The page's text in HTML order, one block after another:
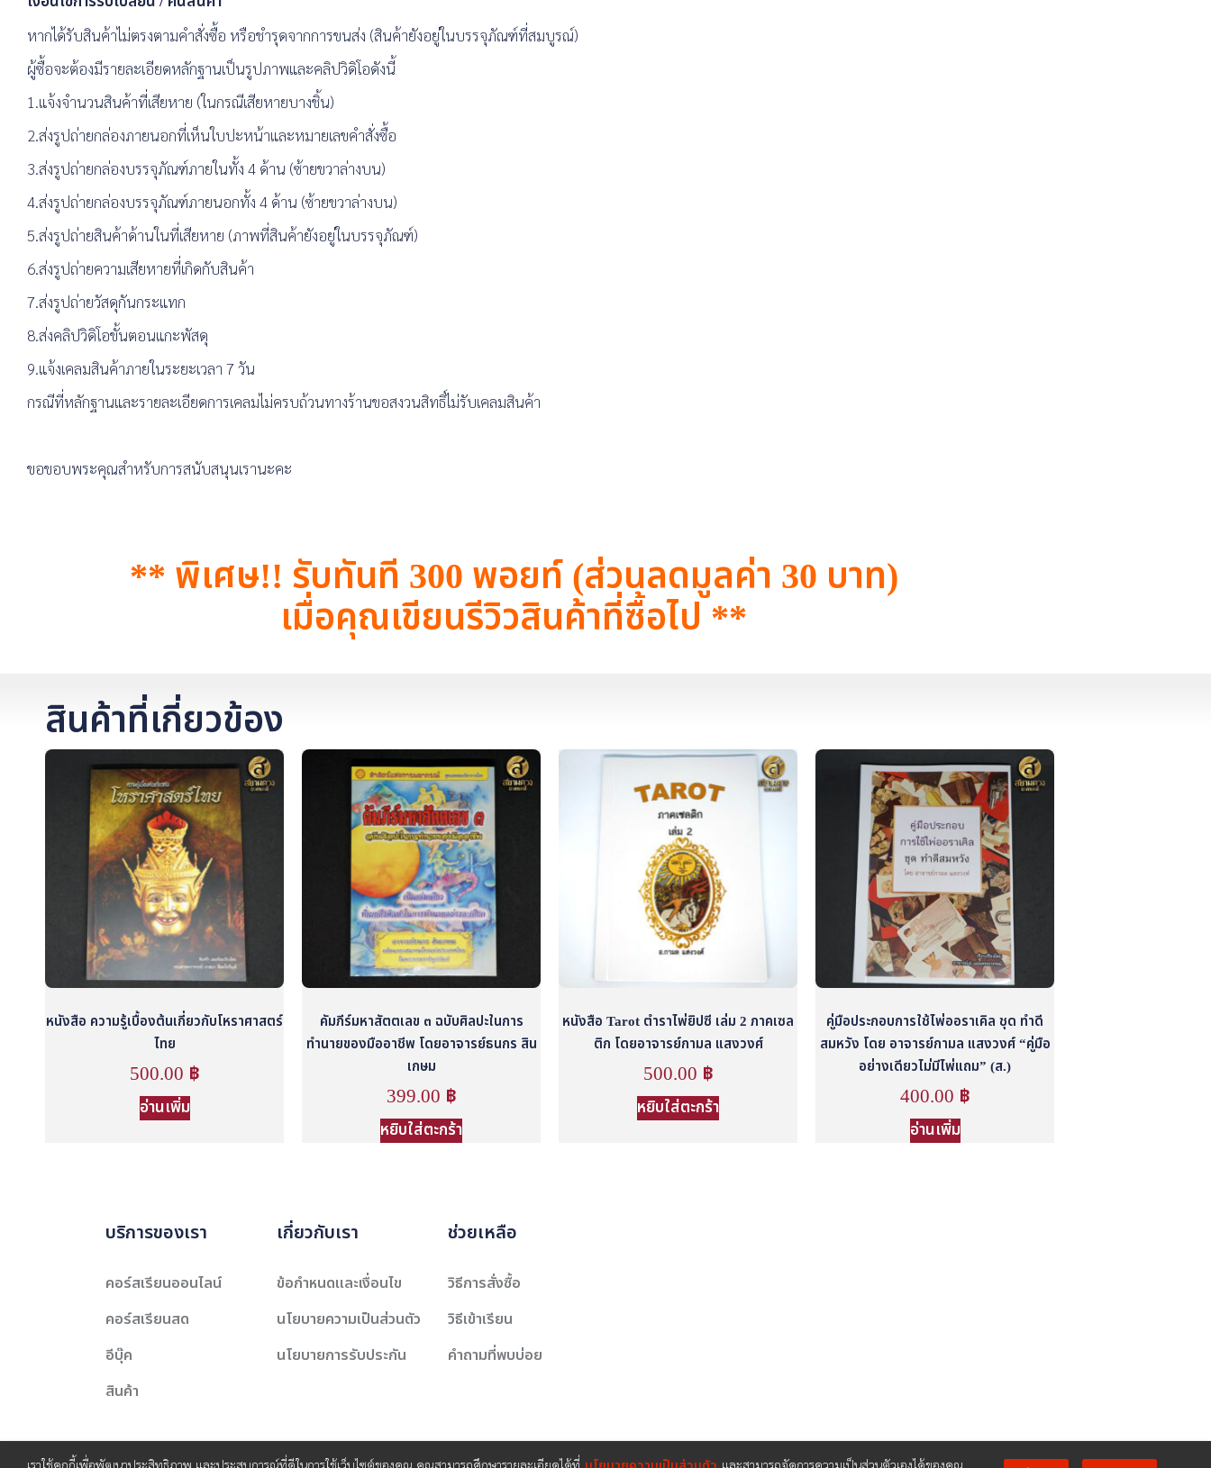
หากได้รับสินค้าไม่ตรงตามคำสั่งซื้อ หรือชำรุดจากการขนส่ง (สินค้ายังอยู่ในบรรจุภัณฑ์ที่สมบูรณ์)
ผู้ซื้อจะต้องมีรายละเอียดหลักฐานเป็นรูปภาพและคลิปวิดิโอดังนี้
1.แจ้งจำนวนสินค้าที่เสียหาย (ในกรณีเสียหายบางชิ้น)
2.ส่งรูปถ่ายกล่องภายนอกที่เห็นใบปะหน้าและหมายเลขคำสั่งซื้อ
3.ส่งรูปถ่ายกล่องบรรจุภัณฑ์ภายในทั้ง 4 ด้าน (ซ้ายขวาล่างบน)
4.ส่งรูปถ่ายกล่องบรรจุภัณฑ์ภายนอกทั้ง 4 ด้าน (ซ้ายขวาล่างบน)
5.ส่งรูปถ่ายสินค้าด้านในที่เสียหาย (ภาพที่สินค้ายังอยู่ในบรรจุภัณฑ์)
6.ส่งรูปถ่ายความเสียหายที่เกิดกับสินค้า
7.ส่งรูปถ่ายวัสดุกันกระแทก
8.ส่งคลิปวิดิโอขั้นตอนแกะพัสดุ
9.แจ้งเคลมสินค้าภายในระยะเวลา 7 วัน
กรณีที่หลักฐานและรายละเอียดการเคลมไม่ครบถ้วนทางร้านขอสงวนสิทธิ์ไม่รับเคลมสินค้า
ขอขอบพระคุณสำหรับการสนับสนุนเรานะคะ
** พิเศษ!! รับทันที 300 พอยท์ (ส่วนลดมูลค่า 30 บาท)
เมื่อคุณเขียนรีวิวสินค้าที่ซื้อไป **
สินค้าที่เกี่ยวข้อง
หนังสือ ความรู้เบื้องต้นเกี่ยวกับโหราศาสตร์
ไทย
500.00 ฿
อ่านเพิ่ม
คัมภีร์มหาสัตตเลข ๓ ฉบับศิลปะในการ
ทำนายของมืออาชีพ โดยอาจารย์ธนกร สิน
เกษม
399.00 ฿
หยิบใส่ตะกร้า
หนังสือ Tarot ตำราไพ่ยิปซี เล่ม 2 ภาคเซล
ติก โดยอาจารย์กามล แสงวงศ์
500.00 ฿
หยิบใส่ตะกร้า
คู่มือประกอบการใช้ไพ่ออราเคิล ชุด ทำดี
สมหวัง โดย อาจารย์กามล แสงวงศ์ “คู่มือ
อย่างเดียวไม่มีไพ่แถม” (ส.)
400.00 ฿
อ่านเพิ่ม
บริการของเรา
คอร์สเรียนออนไลน์
คอร์สเรียนสด
อีบุ๊ค
สินค้า
เกี่ยวกับเรา
ข้อกำหนดและเงื่อนไข
นโยบายความเป็นส่วนตัว
นโยบายการรับประกัน
ช่วยเหลือ
วิธีการสั่งซื้อ
วิธีเข้าเรียน
คำถามที่พบบ่อย
เราใช้คุกกี้เพื่อพัฒนาประสิทธิภาพ และประสบการณ์ที่ดีในการใช้เว็บไซต์ของคุณ คุณสามารถศึกษารายละเอียดได้ที่ และสามารถจัดการความเป็นส่วนตัวเองได้ของคุณ